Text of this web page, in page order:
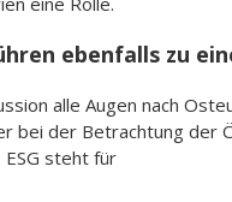
ebenfalls zu
alle Augen nach
bei der Betrachtung der
steht für